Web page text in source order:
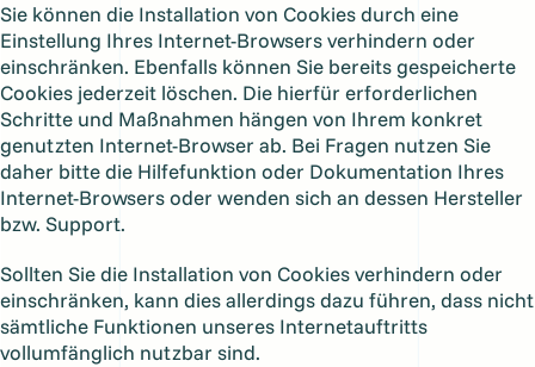
Sie können die Installation von Cookies durch eine
Einstellung Ihres Internet-Browsers verhindern oder
einschränken. Ebenfalls können Sie bereits gespeicherte
Cookies jederzeit löschen. Die hierfür erforderlichen
Schritte und Maßnahmen hängen von Ihrem konkret
genutzten Internet-Browser ab. Bei Fragen nutzen Sie
daher bitte die Hilfefunktion oder Dokumentation Ihres
Internet-Browsers oder wenden sich an dessen Hersteller
bzw. Support.
Sollten Sie die Installation von Cookies verhindern oder
einschränken, kann dies allerdings dazu führen, dass nicht
sämtliche Funktionen unseres Internetauftritts
vollumfänglich nutzbar sind.